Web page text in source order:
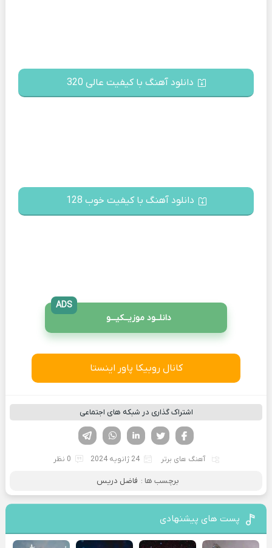
دانلود آهنگ با کیفیت عالی 320
دانلود آهنگ با کیفیت خوب 128
دانلــود موزیــکیـــو
ADS
کانال روبیکا پاور اینستا
اشتراک گذاری در شبکه های اجتماعی
لینکدین تویتر
فیسوک
آهنگ های برتر 24 ژانویه 2024 0 نظر
برچسب ها : فاضل دریس
پست های پیشنهادی